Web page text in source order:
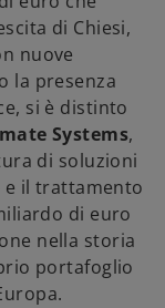
di Chiesi,
nuove
la presenza
si è distinto
Systems,
di soluzioni
e il trattamento
di euro
nella storia
portafoglio